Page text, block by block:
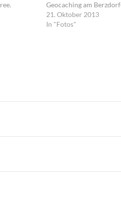
Geocaching am
21. Oktober 2013
In "Fotos"